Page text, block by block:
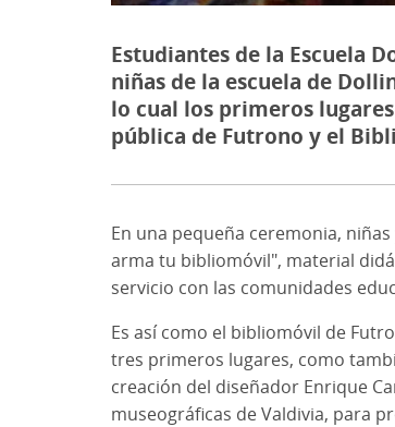
Estudiantes de la Escuela
niñas de la escuela de
lo cual los primeros
pública de Futrono y el
En una pequeña ceremonia,
arma tu bibliomóvil", material
servicio con las comunidades
Es así como el bibliomóvil de
tres primeros lugares, como
creación del diseñador Enrique
museográficas de Valdivia, para